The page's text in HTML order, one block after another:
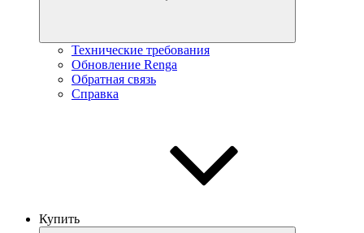
Технические требования
Обновление Renga
Обратная связь
Справка
Купить